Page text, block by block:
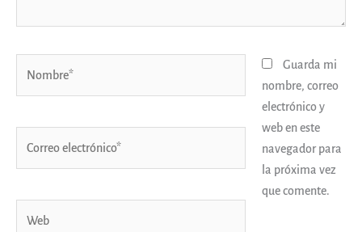
Guarda mi
nombre, correo
electrónico y
web en este
navegador para
la próxima vez
que comente.